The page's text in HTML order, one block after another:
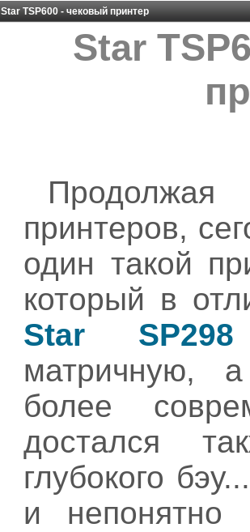
Star TSP600 - чековый принтер
Star
принтеров,
один такой
который в
Star SP298
матричную,
более
достался
глубокого
и